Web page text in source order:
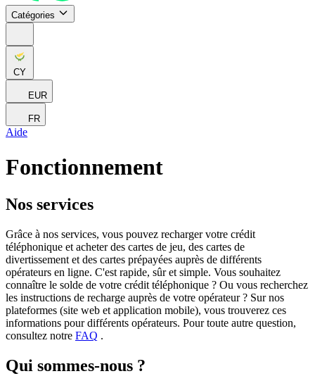
Catégories
CY
EUR
FR
Aide
Fonctionnement
Nos services
Grâce à nos services, vous pouvez recharger votre crédit
téléphonique et acheter des cartes de jeu, des cartes de
divertissement et des cartes prépayées auprès de différents
opérateurs en ligne. C'est rapide, sûr et simple. Vous souhaitez
connaître le solde de votre crédit téléphonique ? Ou vous recherchez
les instructions de recharge auprès de votre opérateur ? Sur nos
plateformes (site web et application mobile), vous trouverez ces
informations pour différents opérateurs. Pour toute autre question,
consultez notre FAQ .
Qui sommes-nous ?